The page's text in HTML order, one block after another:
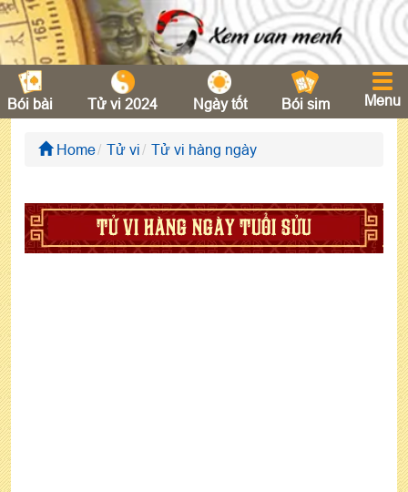
Bói bài Tử vi 2024 Ngày tốt Bói sim Menu
Home Tử vi Tử vi hàng ngày
TỬ VI HÀNG NGÀY TUỔI SỬU